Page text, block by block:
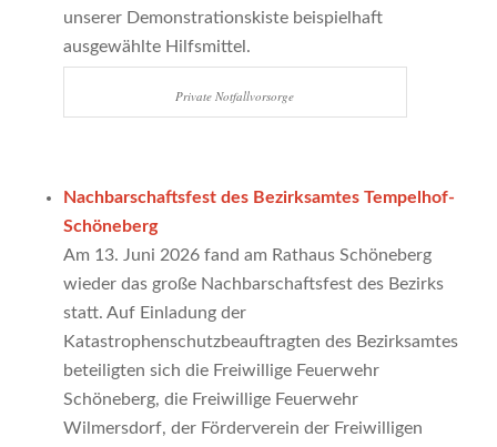
unserer Demonstrationskiste beispielhaft
ausgewählte Hilfsmittel.
Private Notfallvorsorge
Nachbarschaftsfest des Bezirksamtes Tempelhof-
Schöneberg
Am 13. Juni 2026 fand am Rathaus Schöneberg
wieder das große Nachbarschaftsfest des Bezirks
statt. Auf Einladung der
Katastrophenschutzbeauftragten des Bezirksamtes
beteiligten sich die Freiwillige Feuerwehr
Schöneberg, die Freiwillige Feuerwehr
Wilmersdorf, der Förderverein der Freiwilligen